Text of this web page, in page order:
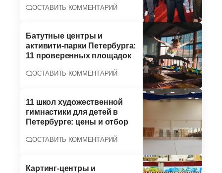
ОСТАВИТЬ КОММЕНТАРИЙ
Батутные центры и
активити-парки Петербурга:
11 проверенных площадок
ОСТАВИТЬ КОММЕНТАРИЙ
11 школ художественной
гимнастики для детей в
Петербурге: цены и отбор
ОСТАВИТЬ КОММЕНТАРИЙ
Картинг-центры и